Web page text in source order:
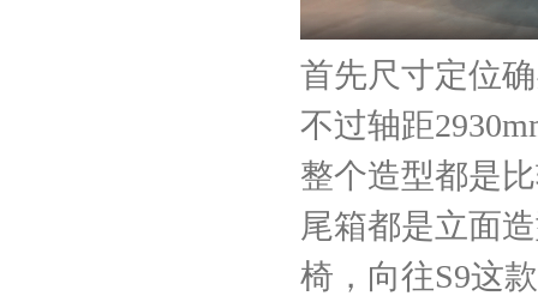
首先尺寸定位
不过轴距
整个造型都是
尾箱都是立面
椅，向往S9这